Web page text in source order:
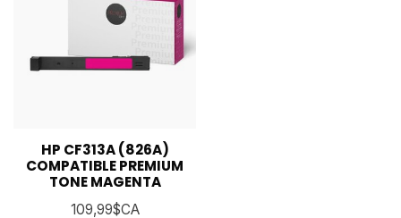
HP CF313A (826A)
COMPATIBLE PREMIUM
TONE MAGENTA
109,99$CA